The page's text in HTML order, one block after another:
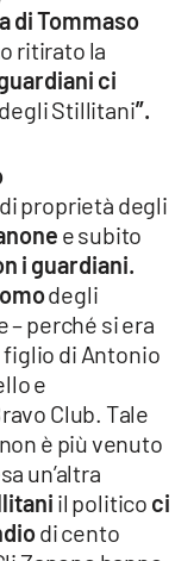
di Tommaso
ritirato la
ci
Stillitani”.
di proprietà degli
e subito
i guardiani.
degli
– perché si era
figlio di Antonio
e
Club. Tale
è più venuto
un’altra
il politico ci
di cento